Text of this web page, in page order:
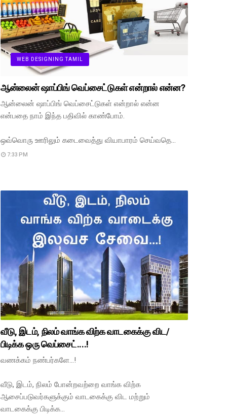
WEB DESIGNING TAMIL
ஆன்லைன் ஷாப்பிங் வெப்சைட்டுகள் என்றால் என்ன?
ஆன்லைன் ஷாப்பிங் வெப்சைட்டுகள் என்றால் என்ன
என்பதை நாம் இந்த பதிவில் காண்போம்.
ஒவ்வொரு ஊரிலும் கடைவைத்து வியாபாரம் செய்வதெ…
7:33 PM
வீடு, இடம், நிலம் வாங்க விற்க வாடகைக்கு விட/
பிடிக்க ஒரு வெப்சைட்....!
வணக்கம் நண்பர்களே...!
வீடு, இடம், நிலம் போன்றவற்றை வாங்க விற்க
ஆசைப்படுவர்களுக்கும் வாடகைக்கு விட மற்றும்
வாடகைக்கு பிடிக்க…